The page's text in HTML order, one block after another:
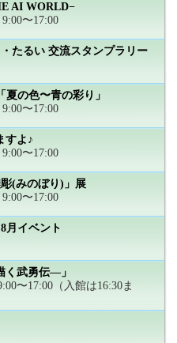
AI WORLD−
〜17:00
たるい 交流スタンプラリー
の色〜青の彩り」
〜17:00
すよ♪
〜17:00
(みのぼり)」展
〜17:00
月イベント
く武勇伝―」
〜17:00（入館は16:30ま